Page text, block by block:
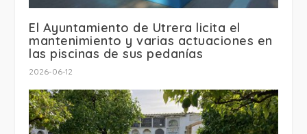
El Ayuntamiento de Utrera licita el
mantenimiento y varias actuaciones en
las piscinas de sus pedanías
2026-06-12